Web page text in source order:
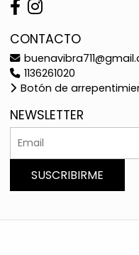
CONTACTO
1136261020
Botón de
NEWSLETTER
SUSCRIBIRME